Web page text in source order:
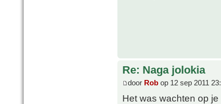
Re: Naga jolokia
door Rob op 12 sep 2011
Het was wachten op